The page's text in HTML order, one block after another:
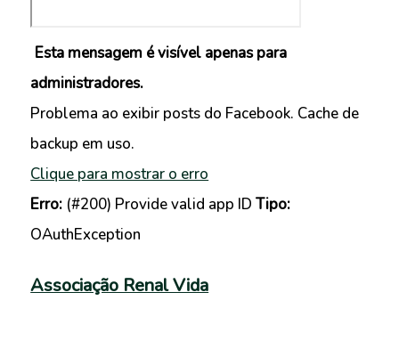
Esta mensagem é visível apenas para
administradores.
Problema ao exibir posts do Facebook. Cache de
backup em uso.
Clique para mostrar o erro
Erro: (#200) Provide valid app IDTipo:
OAuthException
Associação Renal Vida